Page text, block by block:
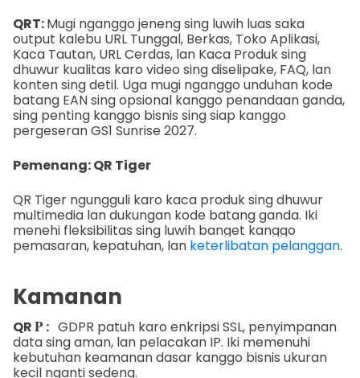
QRT:Mugi nganggo jeneng sing luwih luas saka
output kalebu URL Tunggal, Berkas, Toko Aplikasi,
Kaca Tautan, URL Cerdas, lan Kaca Produk sing
dhuwur kualitas karo video sing diselipake, FAQ, lan
konten sing detil. Uga mugi nganggo unduhan kode
batang EAN sing opsional kanggo penandaan ganda,
sing penting kanggo bisnis sing siap kanggo
pergeseran GS1 Sunrise 2027.
Pemenang: QR Tiger
QR Tiger ngungguli karo kaca produk sing dhuwur
multimedia lan dukungan kode batang ganda. Iki
menehi fleksibilitas sing luwih banget kanggo
pemasaran, kepatuhan, lan keterlibatan pelanggan.
Kamanan
QRP: GDPR patuh karo enkripsi SSL, penyimpanan
data sing aman, lan pelacakan IP. Iki memenuhi
kebutuhan keamanan dasar kanggo bisnis ukuran
kecil nganti sedeng.